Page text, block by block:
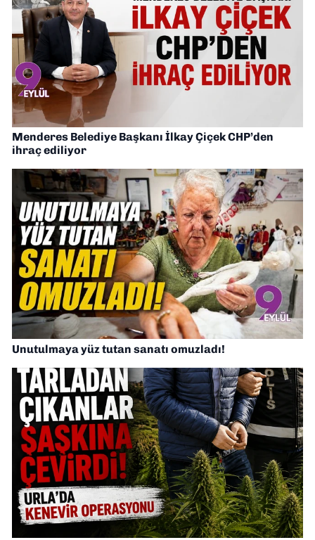
Menderes Belediye Başkanı İlkay Çiçek CHP’den
ihraç ediliyor
Unutulmaya yüz tutan sanatı omuzladı!